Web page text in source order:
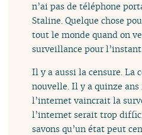
n’ai pas de téléphone
Staline. Quelque chose
tout le monde quand on
surveillance pour
Il y a aussi la censure. La
nouvelle. Il y a quinze
l’internet vaincrait la
l’internet serait trop
savons qu’un état peut